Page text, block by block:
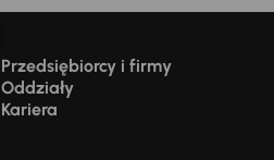
Przedsiębiorcy i firmy
Oddziały
Kariera